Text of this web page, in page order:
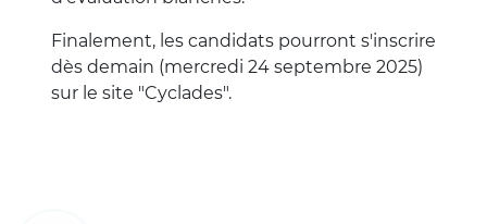
Finalement, les candidats pourront s'inscrire
dès demain (mercredi 24 septembre 2025)
sur le site "Cyclades".